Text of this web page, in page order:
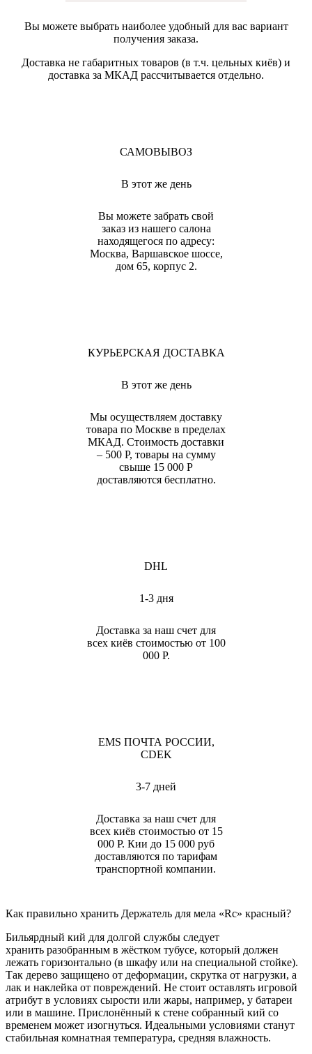
Вы можете выбрать наиболее удобный для вас вариант
получения заказа.
Доставка не габаритных товаров (в т.ч. цельных киёв) и
доставка за МКАД рассчитывается отдельно.
САМОВЫВОЗ
В этот же день
Вы можете забрать свой
заказ из нашего салона
находящегося по адресу:
Москва, Варшавское шоссе,
дом 65, корпус 2.
КУРЬЕРСКАЯ ДОСТАВКА
В этот же день
Мы осуществляем доставку
товара по Москве в пределах
МКАД. Стоимость доставки
– 500 Р, товары на сумму
свыше 15 000 Р
доставляются бесплатно.
DHL
1-3 дня
Доставка за наш счет для
всех киёв стоимостью от 100
000 Р.
EMS ПОЧТА РОССИИ,
CDEK
3-7 дней
Доставка за наш счет для
всех киёв стоимостью от 15
000 Р. Кии до 15 000 руб
доставляются по тарифам
транспортной компании.
Как правильно хранить Держатель для мела «Rc» красный?
Бильярдный кий для долгой службы следует
хранить разобранным в жёстком тубусе, который должен
лежать горизонтально (в шкафу или на специальной стойке).
Так дерево защищено от деформации, скрутка от нагрузки, а
лак и наклейка от повреждений. Не стоит оставлять игровой
атрибут в условиях сырости или жары, например, у батареи
или в машине. Прислонённый к стене собранный кий со
временем может изогнуться. Идеальными условиями станут
стабильная комнатная температура, средняя влажность.